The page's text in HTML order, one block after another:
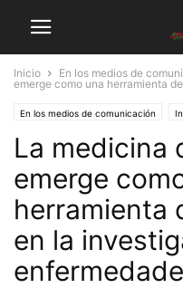
Inicio En los medios de
emerge como una herramienta
En los medios de comunicación
La medicina
emerge
herramienta
en la